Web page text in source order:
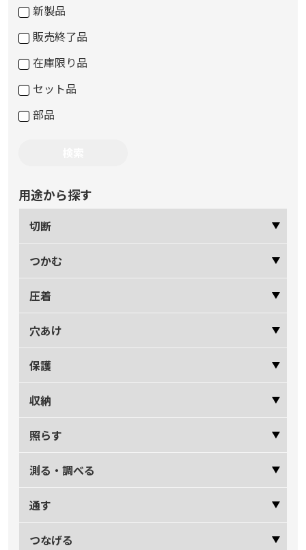
新製品
販売終了品
在庫限り品
セット品
部品
用途から探す
切断
つかむ
圧着
穴あけ
保護
収納
照らす
測る・調べる
通す
つなげる